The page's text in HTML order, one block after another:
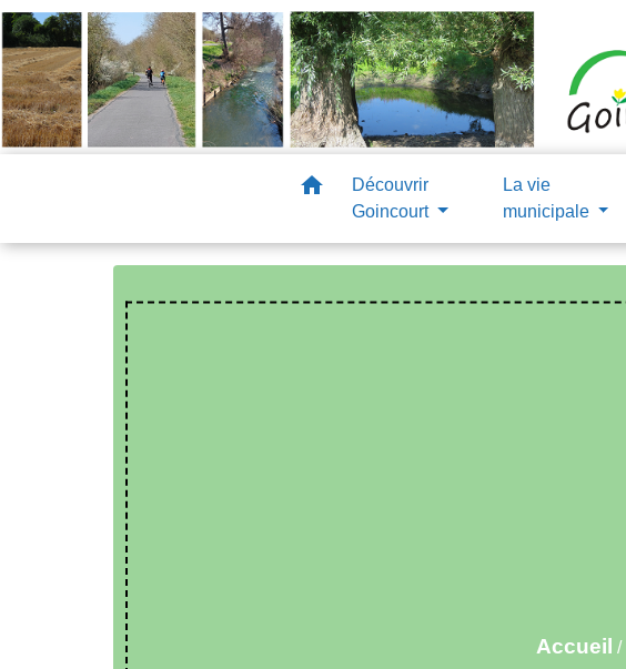
home
Découvrir
Goincourt
La vie
municipale
Accueil /